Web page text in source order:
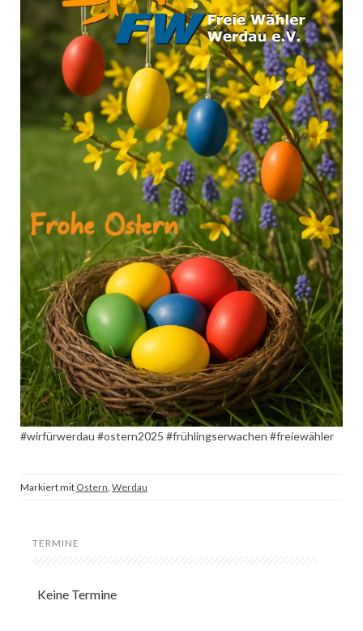
#wirfürwerdau #ostern2025 #frühlingserwachen #freiewähler
Markiert mit Ostern Werdau
TERMINE
Keine Termine